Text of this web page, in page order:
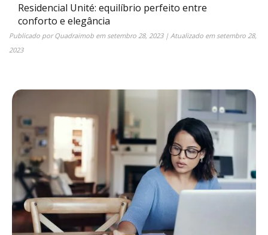
Residencial Unité: equilíbrio perfeito entre
conforto e elegância
Publicado porQuadraimob em setembro 28, 2023| Atualizado em setembro 28,
2023